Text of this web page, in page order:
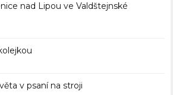
nad Lipou ve Valdštejnské
v psaní na stroji